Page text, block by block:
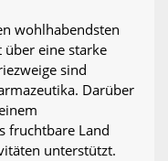
wohlhabendsten
über eine starke
sind
Darüber
fruchtbare Land
unterstützt.